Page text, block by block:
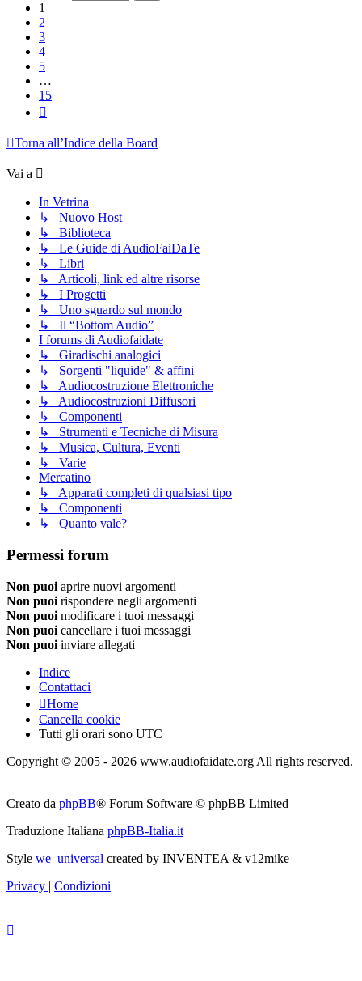
1
2
3
4
5
…
15
Torna all’Indice della Board
Vai a
In Vetrina
↳ Nuovo Host
↳ Biblioteca
↳ Le Guide di AudioFaiDaTe
↳ Libri
↳ Articoli, link ed altre risorse
↳ I Progetti
↳ Uno sguardo sul mondo
↳ Il “Bottom Audio”
I forums di Audiofaidate
↳ Giradischi analogici
↳ Sorgenti "liquide" & affini
↳ Audiocostruzione Elettroniche
↳ Audiocostruzioni Diffusori
↳ Componenti
↳ Strumenti e Tecniche di Misura
↳ Musica, Cultura, Eventi
↳ Varie
Mercatino
↳ Apparati completi di qualsiasi tipo
↳ Componenti
↳ Quanto vale?
Permessi forum
Non puoi aprire nuovi argomenti
Non puoi rispondere negli argomenti
Non puoi modificare i tuoi messaggi
Non puoi cancellare i tuoi messaggi
Non puoi inviare allegati
Indice
Contattaci
Home
Cancella cookie
Tutti gli orari sono UTC
Copyright © 2005 - 2026 www.audiofaidate.org All rights reserved.
Creato da phpBB® Forum Software © phpBB Limited
Traduzione Italiana phpBB-Italia.it
Style we_universal created by INVENTEA & v12mike
Privacy | Condizioni